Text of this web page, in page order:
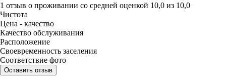
1 отзыв о проживании со средней оценкой 10,0 из 10,0
Чистота
Цена - качество
Качество обслуживания
Расположение
Своевременность заселения
Соответствие фото
Оставить отзыв